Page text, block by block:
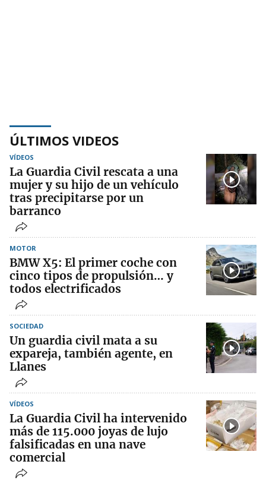
ÚLTIMOS VIDEOS
VÍDEOS
La Guardia Civil rescata a una
mujer y su hijo de un vehículo
tras precipitarse por un
barranco
MOTOR
BMW X5: El primer coche con
cinco tipos de propulsión… y
todos electrificados
SOCIEDAD
Un guardia civil mata a su
expareja, también agente, en
Llanes
VÍDEOS
La Guardia Civil ha intervenido
más de 115.000 joyas de lujo
falsificadas en una nave
comercial